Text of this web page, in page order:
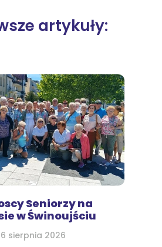
artykuły:
Seniorzy na
w Świnoujściu
sierpnia 2026